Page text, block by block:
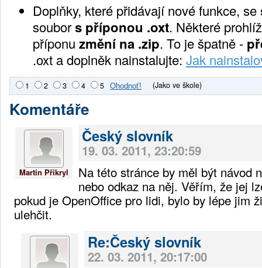
Doplňky, které přidávají nové funkce, se
soubors příponou .oxt. Některé
příponu změní na .zip. To je špatně -
.oxt a doplněk nainstalujte: Jak
1 2 3 4 5 (Jako ve škole)
Komentáře
Martin Přikryl
Český slovník
19. 03. 2011, 23:20:59
Na této stránce by měl být návod
nebo odkaz na něj. Věřím, že jej
pokud je OpenOffice pro lidi, bylo by lépe jim
ulehčit.
Re:Český slovník
22. 03. 2011, 20:17:00